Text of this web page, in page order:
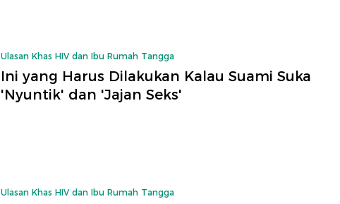
Ulasan Khas HIV dan Ibu Rumah Tangga
Ini yang Harus Dilakukan Kalau Suami Suka
'Nyuntik' dan 'Jajan Seks'
Ulasan Khas HIV dan Ibu Rumah Tangga